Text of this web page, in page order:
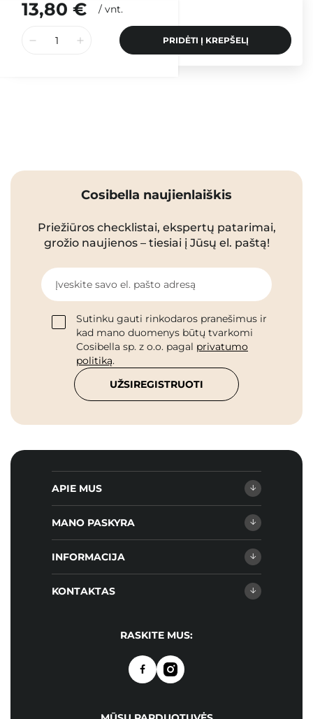
13,80 € / vnt.
PRIDĖTI Į KREPŠELĮ
Cosibella naujienlaiškis
Priežiūros checklistai, ekspertų patarimai,
grožio naujienos – tiesiai į Jūsų el. paštą!
Įveskite savo el. pašto adresą
Sutinku gauti rinkodaros pranešimus ir
kad mano duomenys būtų tvarkomi
Cosibella sp. z o.o. pagal privatumo
politiką.
UŽSIREGISTRUOTI
APIE MUS
MANO PASKYRA
INFORMACIJA
KONTAKTAS
RASKITE MUS: